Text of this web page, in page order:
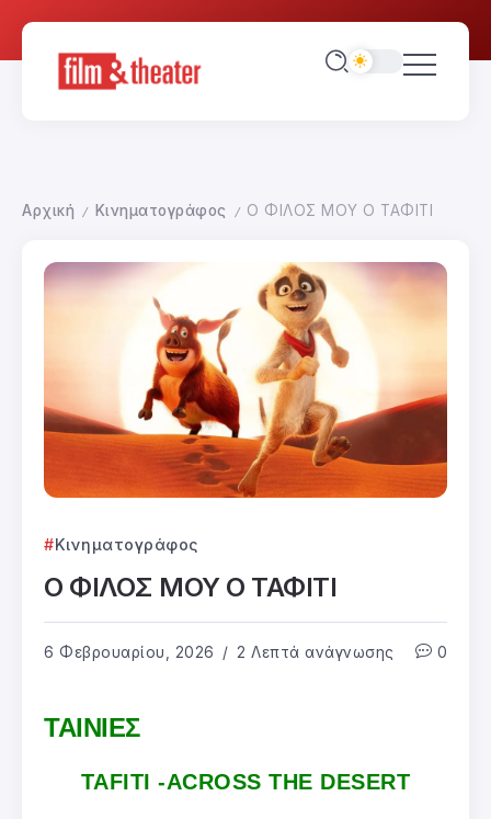
Αρχική / Κινηματογράφος / Ο ΦΙΛΟΣ ΜΟΥ Ο ΤΑΦΙΤΙ
Κινηματογράφος
Ο ΦΙΛΟΣ ΜΟΥ Ο ΤΑΦΙΤΙ
6 Φεβρουαρίου, 2026 2 Λεπτά ανάγνωσης 0
ΤΑΙΝΙΕΣ
TAFITI -ACROSS THE DESERT